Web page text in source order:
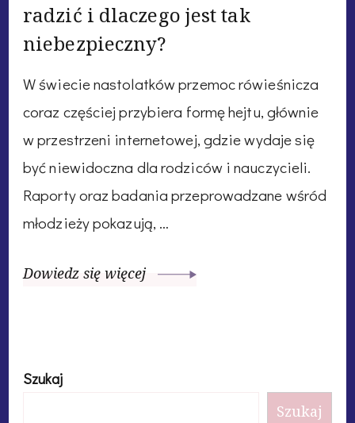
radzić i dlaczego jest tak
niebezpieczny?
W świecie nastolatków przemoc rówieśnicza
coraz częściej przybiera formę hejtu, głównie
w przestrzeni internetowej, gdzie wydaje się
być niewidoczna dla rodziców i nauczycieli.
Raporty oraz badania przeprowadzane wśród
młodzieży pokazują, …
Dowiedz się więcej
Szukaj
Szukaj